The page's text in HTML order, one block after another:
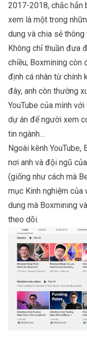
2017-2018, chắc hẳn
xem là một trong
dung và chia sẻ
Không chỉ thuần đưa
chiều, Boxmining còn
định cá nhân từ chính
đây, anh còn thường
YouTube của mình
dự án để người xem
tin ngành…
Ngoài kênh
nơi anh và đội ngũ
(giống như cách mà
mục Kinh nghiệm của
dung mà Boxmining
theo dõi.